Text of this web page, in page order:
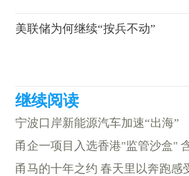
美联储为何继续“按兵不动”
宁波口岸新能源汽车加速“出海”
甬企一项目入选香港"监管沙盒"
甬马的十年之约 春天里以奔跑感